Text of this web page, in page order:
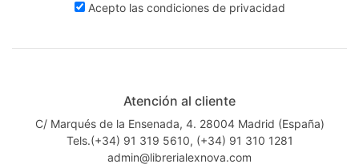
Acepto las condiciones de privacidad
Atención al cliente
C/ Marqués de la Ensenada, 4. 28004 Madrid (España)
Tels.(+34) 91 319 5610, (+34) 91 310 1281
admin@librerialexnova.com